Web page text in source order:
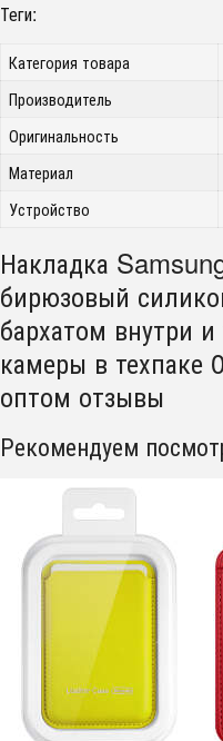
Теги:
Категория товара
Производитель
Оригинальность
Материал
Устройство
Накладка
бирюзовый
бархатом внутри
камеры в
оптом отзывы
Рекомендуем